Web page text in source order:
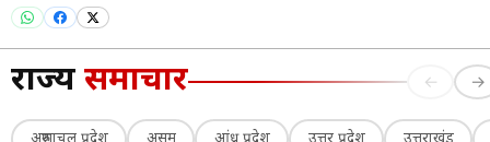
राज्य समाचार ← →